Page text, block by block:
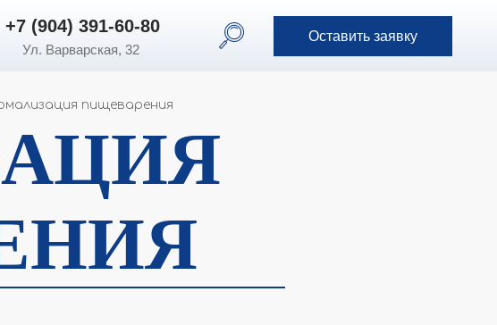
Оставить заявку
+7 (904) 391-60-80
Оставить заявку
Ул. Варварская, 32
+7 (904) 391-60-80
пищеварения